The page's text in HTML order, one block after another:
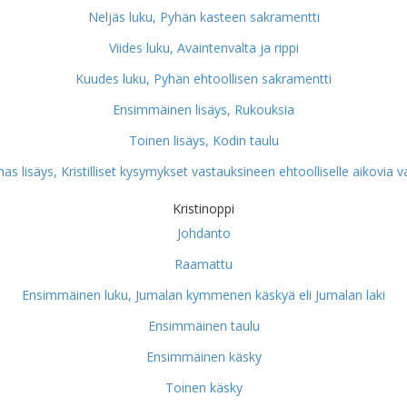
Neljäs luku, Pyhän kasteen sakramentti
Viides luku, Avaintenvalta ja rippi
Kuudes luku, Pyhän ehtoollisen sakramentti
Ensimmäinen lisäys, Rukouksia
Toinen lisäys, Kodin taulu
lisäys, Kristilliset kysymykset vastauksineen ehtoolliselle aikovia
Kristinoppi
Johdanto
Raamattu
Ensimmäinen luku, Jumalan kymmenen käskyä eli Jumalan laki
Ensimmäinen taulu
Ensimmäinen käsky
Toinen käsky